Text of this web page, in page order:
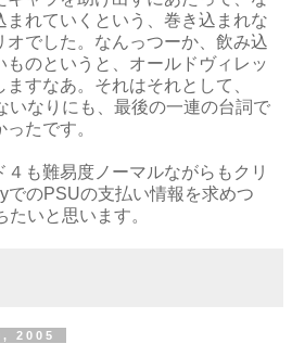
まれていくという、巻き込まれな
オでした。なんっつーか、飲み込
ものというと、オールドヴィレッ
すなあ。それはそれとして、
いなりにも、最後の一連の台詞で
たです。
４も難易度ノーマルながらもクリ
でのPSUの支払い情報を求めつ
いと思います。
2005